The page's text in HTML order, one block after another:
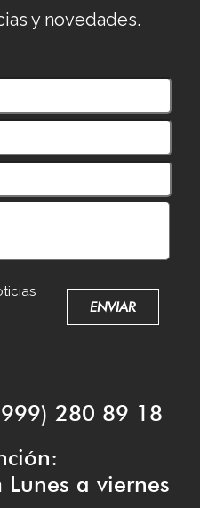
y novedades.
280 89 18
a viernes